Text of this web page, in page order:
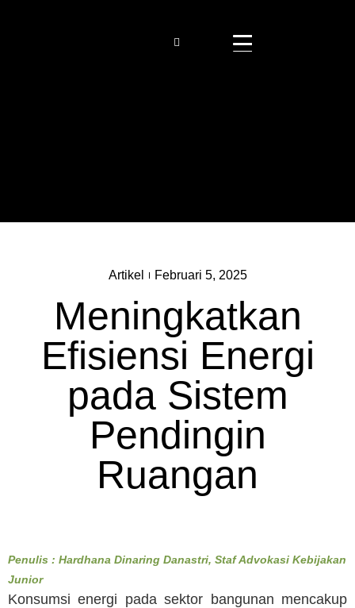
Artikel Februari 5, 2025
Meningkatkan
Efisiensi Energi
pada Sistem
Pendingin
Ruangan
Penulis : Hardhana Dinaring Danastri, Staf Advokasi Kebijakan
Junior
Konsumsi energi pada sektor bangunan mencakup